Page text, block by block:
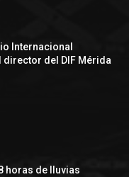
Internacional
director del DIF Mérida
horas de lluvias